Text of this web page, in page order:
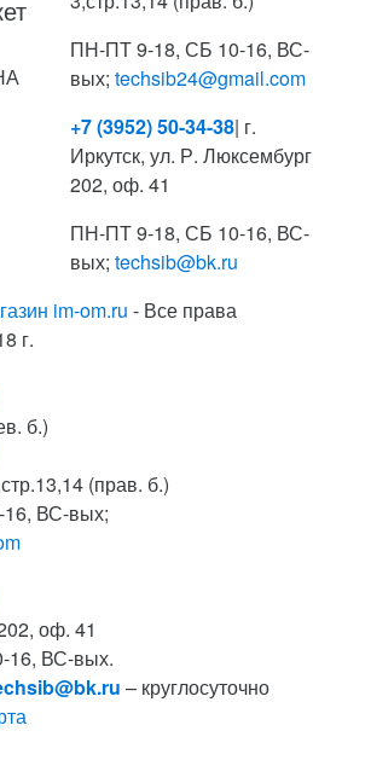
ПН-ПТ 9-18, СБ 10-16, ВС-
вых; techsib24@gmail.com
+7 (3952) 50-34-38| г.
Иркутск, ул. Р. Люксембург
202, оф. 41
ПН-ПТ 9-18, СБ 10-16, ВС-
вых; techsib@bk.ru
im-om.ru - Все права
г.
б.)
(прав. б.)
ВС-вых;
оф. 41
ВС-вых.
– круглосуточно